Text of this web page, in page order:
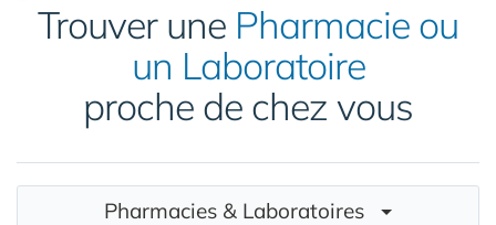
Trouver une Pharmacie ou
un Laboratoire
proche de chez vous
Pharmacies & Laboratoires